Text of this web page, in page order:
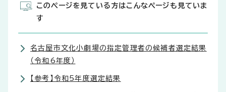
このページを見ている方はこんなページも見ていま
す
名古屋市文化小劇場の指定管理者の候補者選定結果
（令和6年度）
【参考】令和5年度選定結果